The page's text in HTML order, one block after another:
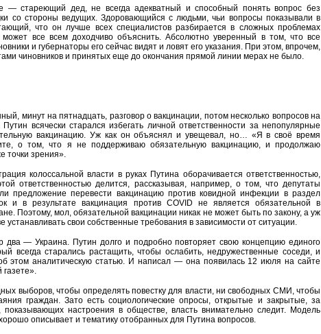
— стареющий дед, не всегда адекватный и способный понять вопрос без
со стороны ведущих. Здоровающийся с людьми, чьи вопросы показывали в
что он лучше всех специалистов разбирается в сложных проблемах
может все всем доходчиво объяснить. Абсолютно уверенный в том, что все
и губернаторы его сейчас видят и ловят его указания. При этом, впрочем,
чиновников и принятых еще до окончания прямой линии мерах не было.
минут на пятнадцать, разговор о вакцинации, потом несколько вопросов на
всячески старался избегать личной ответственности за непопулярные
вакцинацию. Уж как он объяснял и увещевал, но… «Я в своё время
о том, что я не поддерживаю обязательную вакцинацию, и продолжаю
точки зрения».
колоссальной власти в руках Путина оборачивается ответственностью,
ответственностью делится, рассказывая, например, о том, что депутаты
предложение перевести вакцинацию против ковидной инфекции в раздел
и в результате вакцинация против COVID не является обязательной в
Поэтому, мол, обязательной вакцинации никак не может быть по закону, а уж
устанавливать свои собственные требования в зависимости от ситуации.
два — Украина. Путин долго и подробно повторяет свою концепцию единого
всегда старались растащить, чтобы ослабить, недружественные соседи, и
этом аналитическую статью. И написал — она появилась 12 июля на сайте
газете».
выборов, чтобы определять повестку для власти, ни свободных СМИ, чтобы
граждан. Зато есть социологические опросы, открытые и закрытые, за
показывающих настроения в обществе, власть внимательно следит. Модель
описывает и тематику отобранных для Путина вопросов.